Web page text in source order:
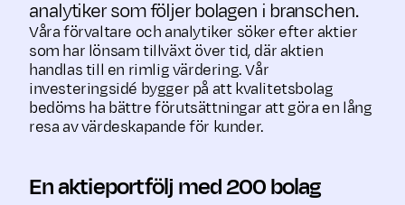
analytiker som följer bolagen i branschen.
Våra förvaltare och analytiker söker efter aktier
som har lönsam tillväxt över tid, där aktien
handlas till en rimlig värdering. Vår
investeringsidé bygger på att kvalitetsbolag
bedöms ha bättre förutsättningar att göra en lång
resa av värdeskapande för kunder.
En aktieportfölj med 200 bolag